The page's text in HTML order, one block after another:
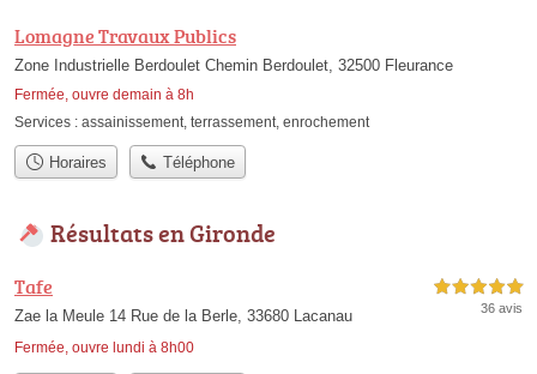
Lomagne Travaux Publics
Zone Industrielle Berdoulet Chemin Berdoulet, 32500 Fleurance
Fermée, ouvre demain à 8h
Services : assainissement, terrassement, enrochement
Horaires Téléphone
Résultats en Gironde
Tafe
Zae la Meule 14 Rue de la Berle, 33680 Lacanau
Fermée, ouvre lundi à 8h00
5,0 étoiles sur 5
36 avis